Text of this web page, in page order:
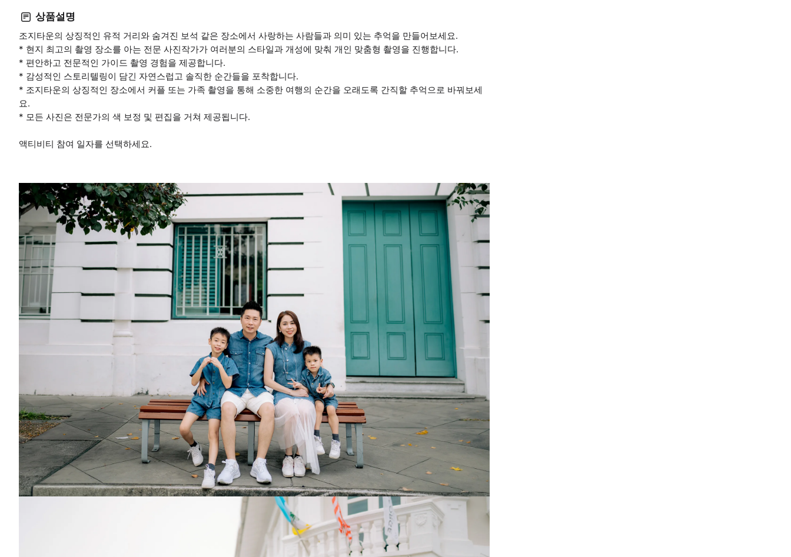
상품설명
조지타운의 상징적인 유적 거리와 숨겨진 보석 같은 장소에서 사랑하는 사람들과 의미 있는 추억을 만들어보세요.
* 현지 최고의 촬영 장소를 아는 전문 사진작가가 여러분의 스타일과 개성에 맞춰 개인 맞춤형 촬영을 진행합니다.
* 편안하고 전문적인 가이드 촬영 경험을 제공합니다.
* 감성적인 스토리텔링이 담긴 자연스럽고 솔직한 순간들을 포착합니다.
* 조지타운의 상징적인 장소에서 커플 또는 가족 촬영을 통해 소중한 여행의 순간을 오래도록 간직할 추억으로 바꿔보세
요.
* 모든 사진은 전문가의 색 보정 및 편집을 거쳐 제공됩니다.
액티비티 참여 일자를 선택하세요.